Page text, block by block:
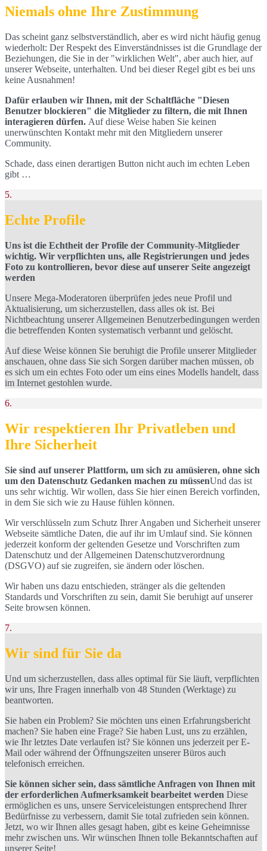
Niemals ohne Ihre Zustimmung
Das scheint ganz selbstverständlich, aber es wird nicht häufig genug
wiederholt: Der Respekt des Einverständnisses ist die Grundlage der
Beziehungen, die Sie in der "wirklichen Welt", aber auch hier, auf
unserer Webseite, unterhalten. Und bei dieser Regel gibt es bei uns
keine Ausnahmen!
Dafür erlauben wir Ihnen, mit der Schaltfläche "Diesen
Benutzer blockieren" die Mitglieder zu filtern, die mit Ihnen
interagieren dürfen. Auf diese Weise haben Sie keinen
unerwünschten Kontakt mehr mit den Mitgliedern unserer
Community.
Schade, dass einen derartigen Button nicht auch im echten Leben
gibt …
5.
Echte Profile
Uns ist die Echtheit der Profile der Community-Mitglieder
wichtig. Wir verpflichten uns, alle Registrierungen und jedes
Foto zu kontrollieren, bevor diese auf unserer Seite angezeigt
werden
Unsere Mega-Moderatoren überprüfen jedes neue Profil und
Aktualisierung, um sicherzustellen, dass alles ok ist. Bei
Nichtbeachtung unserer Allgemeinen Benutzerbedingungen werden
die betreffenden Konten systematisch verbannt und gelöscht.
Auf diese Weise können Sie beruhigt die Profile unserer Mitglieder
anschauen, ohne dass Sie sich Sorgen darüber machen müssen, ob
es sich um ein echtes Foto oder um eins eines Modells handelt, dass
im Internet gestohlen wurde.
6.
Wir respektieren Ihr Privatleben und
Ihre Sicherheit
Sie sind auf unserer Plattform, um sich zu amüsieren, ohne sich
um den Datenschutz Gedanken machen zu müssenUnd das ist
uns sehr wichtig. Wir wollen, dass Sie hier einen Bereich vorfinden,
in dem Sie sich wie zu Hause fühlen können.
Wir verschlüsseln zum Schutz Ihrer Angaben und Sicherheit unserer
Webseite sämtliche Daten, die auf ihr im Umlauf sind. Sie können
jederzeit konform der geltenden Gesetze und Vorschriften zum
Datenschutz und der Allgemeinen Datenschutzverordnung
(DSGVO) auf sie zugreifen, sie ändern oder löschen.
Wir haben uns dazu entschieden, stränger als die geltenden
Standards und Vorschriften zu sein, damit Sie beruhigt auf unserer
Seite browsen können.
7.
Wir sind für Sie da
Und um sicherzustellen, dass alles optimal für Sie läuft, verpflichten
wir uns, Ihre Fragen innerhalb von 48 Stunden (Werktage) zu
beantworten.
Sie haben ein Problem? Sie möchten uns einen Erfahrungsbericht
machen? Sie haben eine Frage? Sie haben Lust, uns zu erzählen,
wie Ihr letztes Date verlaufen ist? Sie können uns jederzeit per E-
Mail oder während der Öffnungszeiten unserer Büros auch
telefonisch erreichen.
Sie können sicher sein, dass sämtliche Anfragen von Ihnen mit
der erforderlichen Aufmerksamkeit bearbeitet werden Diese
ermöglichen es uns, unsere Serviceleistungen entsprechend Ihrer
Bedürfnisse zu verbessern, damit Sie total zufrieden sein können.
Jetzt, wo wir Ihnen alles gesagt haben, gibt es keine Geheimnisse
mehr zwischen uns. Wir wünschen Ihnen tolle Bekanntschaften auf
unserer Seite!